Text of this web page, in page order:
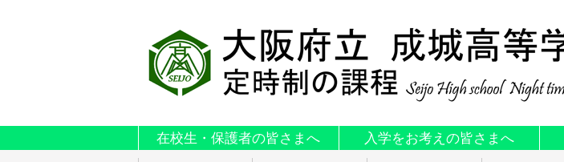
在校生・保護者の皆さまへ 入学をお考えの皆さまへ